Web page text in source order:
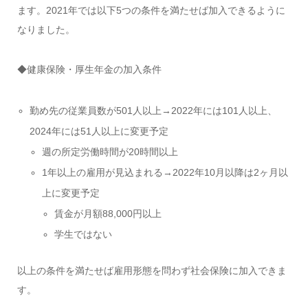
ます。2021年では以下5つの条件を満たせば加入できるように
なりました。
◆健康保険・厚生年金の加入条件
勤め先の従業員数が501人以上→2022年には101人以上、
2024年には51人以上に変更予定
週の所定労働時間が20時間以上
1年以上の雇用が見込まれる→2022年10月以降は2ヶ月以
上に変更予定
賃金が月額88,000円以上
学生ではない
以上の条件を満たせば雇用形態を問わず社会保険に加入できま
す。